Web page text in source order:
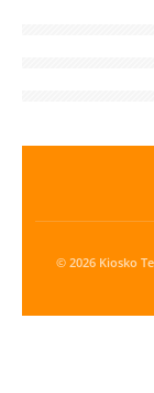
© 2026 Kiosko